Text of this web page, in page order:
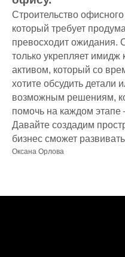
Строительство
который требует
превосходит ожидания.
только укрепляет имидж
активом, который со
хотите обсудить детали
возможным решениям,
помочь на каждом этапе
Давайте создадим
бизнес сможет
Оксана Орлова